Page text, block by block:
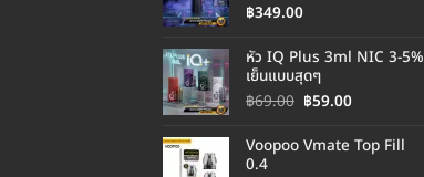
฿349.00
หัว IQ Plus 3ml NIC 3-5%
เย็นแบบสุดๆ
฿69.00 Original
was:
฿59.00Current
is:
฿59.00.
Voopoo Vmate Top Fill
0.4